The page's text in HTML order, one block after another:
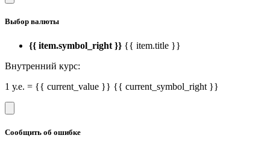
Выбор валюты
{{ item.symbol_right }} {{ item.title }}
Внутренний курс:
1 у.е. = {{ current_value }} {{ current_symbol_right }}
Сообщить об ошибке